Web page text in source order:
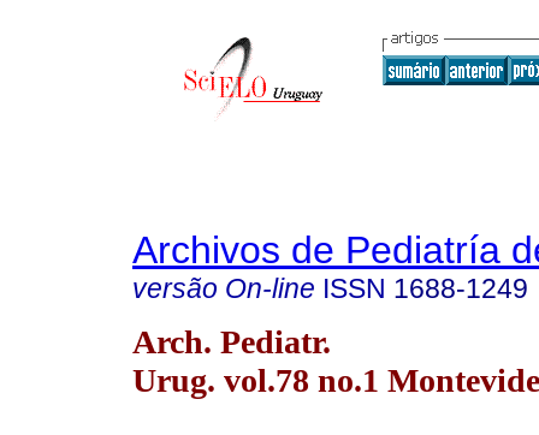
Archivos de Pediatría
versão On-line ISSN 1688-1249
Arch. Pediatr.
Urug. vol.78 no.1